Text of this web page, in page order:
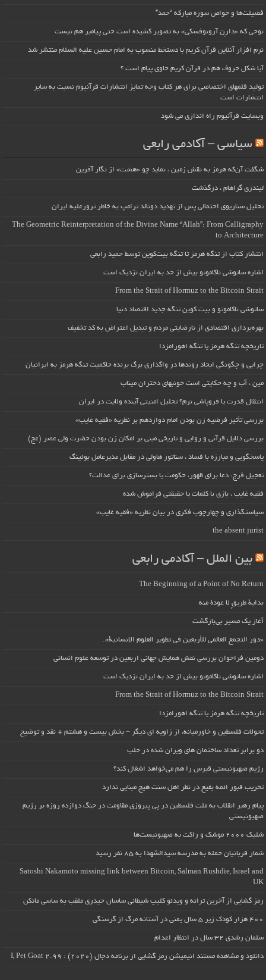
فضیلت‌ها و خواص سوره مبارکه “حمد”
نوحی که «دارِن آرونوفسکی» به تصویر کشیده است حتی پیامبر هم نیست
نرم افزار آنلاین قرآن کریم با دستخط منسوب به امام حسین علیه السلام منتشر شد
آیا شکل حروف هم در قرآن کریم حاوی پیام است ؟
تولید قلمهای اختصاصی برای هر کتاب وجه تمایز انتشارات قرآنیوم نسبت به سایر
انتشارات است
وبسایت قرآنیوم راه اندازی می شود
سیاسی – آکادمی رابعی
شگفت آن‌که هرمز به نقش زمین ، نماید چو «هشت» از نگار آفرین
لیندزی گراهام ، درگذشت
تحلیل سناریوی احتمالی پس از تهدید دونالد ترامپ به خاطر ترورعلیه ایران
The Geometric Reinterpretation of the Divine Name “Allah”: From Calligraphy
to Architecture
انتشار کتاب از تنگه هرمز تا تنگه بیت‌کوین توسط حمید رابعی
اشاره ساتوشی ناکاموتو بیش از حد به ایران نزدیک است
From the Strait of Hormuz to the Bitcoin Strait
ساتوشی ناکاموتو و بیت کوین تنگه جدید اقتصاد دنیا
بهره‌برداری اقتصادی از نارضایتی مردم و تبدیل اعتراض به کد تخفیف
تاریخچه تنگه هرمز یا تنگه اهورامزدا
چرایی و چگونگی ایجاد روندها در واگذاری برگ برنده حاکمیت تنگه هرمز به ایرانیان
مین ، آب و چه حکایتی است خونبهای دختران میناب
انتقال قدرت یا فروپاشی نرم؟ تحلیل امنیتی آینده ولایت در ایران
بررسی تأثیر فرضیه زن بودن امام دوازدهم بر نظریه «فقیه غایب»
بررسی دلایل قرآنی و روایی و تاریخی مبنی بر امکان زن بودن حضرت ولی عصر (عج)
پاسخگویی و مبارزه با فساد ، سناتور هاولی در مقابل مدیرعامل بوئینگ
تعجیل فرج: دعا برای ظهور، حکومت یا بسترسازی برای عدالت؟
فقیه غایب ، بازی با کلمات یا حقیقتی فراموش شده
سیاستگذاری و چهارچوب فکری در بیان نظریه «فقیه غایب»
the absent jurist
بین الملل – آکادمی رابعی
The Beginning of a Point of No Return
بداية طريقٍ لا عودة منه
آغاز یک مسیر بی‌بازگشت
«دور التجمع العالمي للأربعين في تطوير العلوم الإنسانية».
دومین فراخوان بررسی نقش همایش جهانی اربعین در توسعه علوم انسانی
اشاره ساتوشی ناکاموتو بیش از حد به ایران نزدیک است
From the Strait of Hormuz to the Bitcoin Strait
تاریخچه تنگه هرمز یا تنگه اهورامزدا
تحولات فلسطین و خاورمیانه، از زاویه ای دیگر – بخش بیست و هشتم + نقد و توضیح
دو برابر تعداد ساختمان های ویران شده در حلب
رژیم صهیونیستی قبرس را هم می‌خواهد اشغال کند؟
تخریب قبور ائمه بقیع در نظر اهل سنت هیچ مبنایی ندارد
پیام رهبر انقلاب به ملت فلسطین در پی پیروزی مقاومت در جنگ دوازده روزه بر رژیم
صهیونیستی
شلیک ۲۰۰۰ موشک و راکت به صهیونیست‌ها
شمار قربانیان حمله به مدرسه سیدالشهدا به ۸۵ نفر رسید
Satoshi Nakamoto missing link between Bitcoin, Salman Rushdie, Israel and
UK
رمز گشایی از آخرین ترانه و ویدئو کلیپ شیطانی ساسان حیدری ملقب به ساسی مانکن
۴۰۰ هزار کودک زیر ۵ سال یمنی در آستانه مرگ از گرسنگی
سلمان رشدی ۳۲ سال در انتظار اعدام
دانلود و مشاهده مستند انیمیشن رمز گشایی از برنامه دجال (۲۰۲۰) : I, Pet Goat 2.99